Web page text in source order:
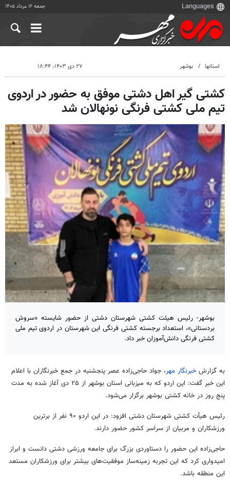
جمعه ۱۶ مرداد ۱۴۰۵
استانها بوشهر ۲۷ دی ۱۴۰۳، ۱۸:۴۴
کشتی گیر اهل دشتی موفق به حضور در اردوی
تیم ملی کشتی فرنگی نونهالان شد
بوشهر- رئیس هیئت کشتی شهرستان دشتی از حضور شایسته «سروش
بردستانی»، استعداد برجسته کشتی فرنگی این شهرستان در اردوی تیم ملی
کشتی فرنگی دانش‌آموزان خبر داد.
به گزارش خبرنگار مهر، جواد حاجی‌زاده عصر پنجشنبه در جمع خبرنگاران با اعلام
این خبر گفت: این اردو که به میزبانی استان بوشهر از ۲۵ دی آغاز شده به مدت
پنج روز در خانه کشتی بوشهر برگزار می‌شود.
رئیس هیأت کشتی شهرستان دشتی افزود: در این اردو ۹۰ نفر از برترین
ورزشکاران و مربیان از سراسر کشور حضور دارند.
حاجی‌زاده این حضور را دستاوردی بزرگ برای جامعه ورزشی دشتی دانست و ابراز
امیدواری کرد که این تجربه زمینه‌ساز موفقیت‌های بیشتر برای ورزشکاران مستعد
این منطقه باشد.